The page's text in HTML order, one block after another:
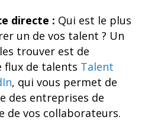
directe : Qui est le plus
un de vos talent ? Un
trouver est de
flux de talents Talent
, qui vous permet de
des entreprises de
de vos collaborateurs.